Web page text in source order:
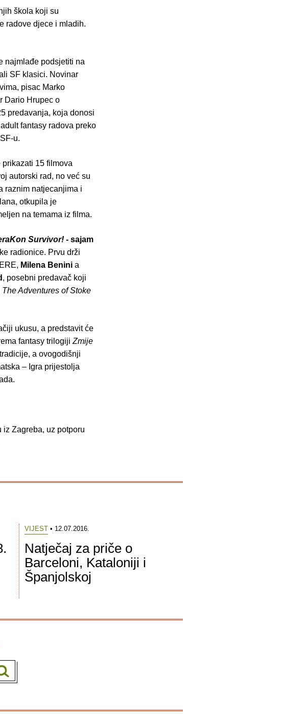
škola koji su
radove djece i mladih.
najmlađe podsjetiti na
SF klasici. Novinar
pisac Marko
Dario Hrupec o
predavanja, koja donosi
fantasy radova preko
u.
prikazati 15 filmova
autorski rad, no već su
raznim natjecanjima i
otkupila je
na temama iz filma.
Survivor! - sajam
radionice. Prvu drži
Milena Benini a
, posebni predavač koji
The Adventures of Stoke
ukusu, a predstavit će
fantasy trilogiji Zmije
a ovogodišnji
– Igra prijestolja
Zagreba, uz potporu
VIJEST• 12.07.2016.
Natječaj za priče o
Barceloni, Kataloniji i
Španjolskoj